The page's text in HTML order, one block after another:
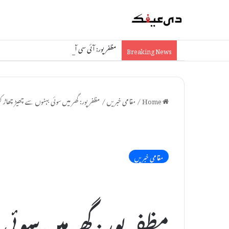
Breaking News مظفرپور: آئی سی آئی سی آئی بینک کو 1.74 کروڑ کا چونا، جعلی دستاویزات سے فراڈ
/مقامی خبریں/مظفرپور: گھر میں سوئی بہنوں سے چھیڑ چھاڑ کرنے
مقامی خبریں